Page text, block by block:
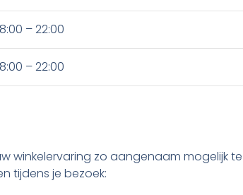
– 22:00
– 22:00
winkelervaring zo aangenaam mogelijk
tijdens je bezoek: